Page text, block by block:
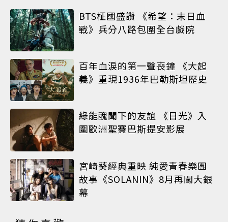
BTS柾國盛讚 《希望：末日血
戰》兵分八路包圍全台戲院
百年血淚的第一聲喪鐘 《大起
義》重現1936年巴勒斯坦歷史
綠能醜聞下的友誼 《日光》入
圍歐洲聖賽巴斯提安影展
宮崎葵經典重映 純愛青春樂團
故事《SOLANIN》8月再闖大銀
幕